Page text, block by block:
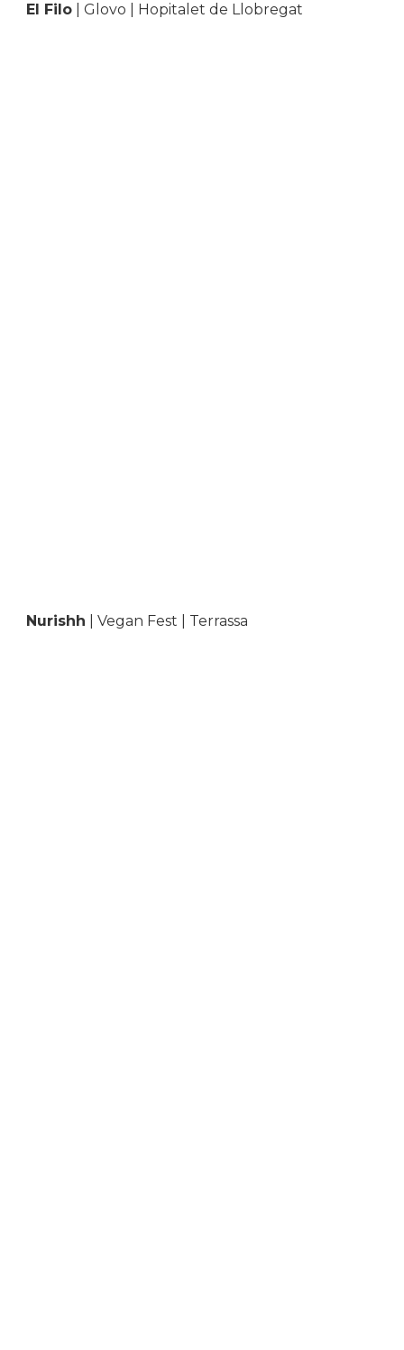
El Filo | Glovo | Hopitalet de Llobregat
Nurishh | Vegan Fest | Terrassa